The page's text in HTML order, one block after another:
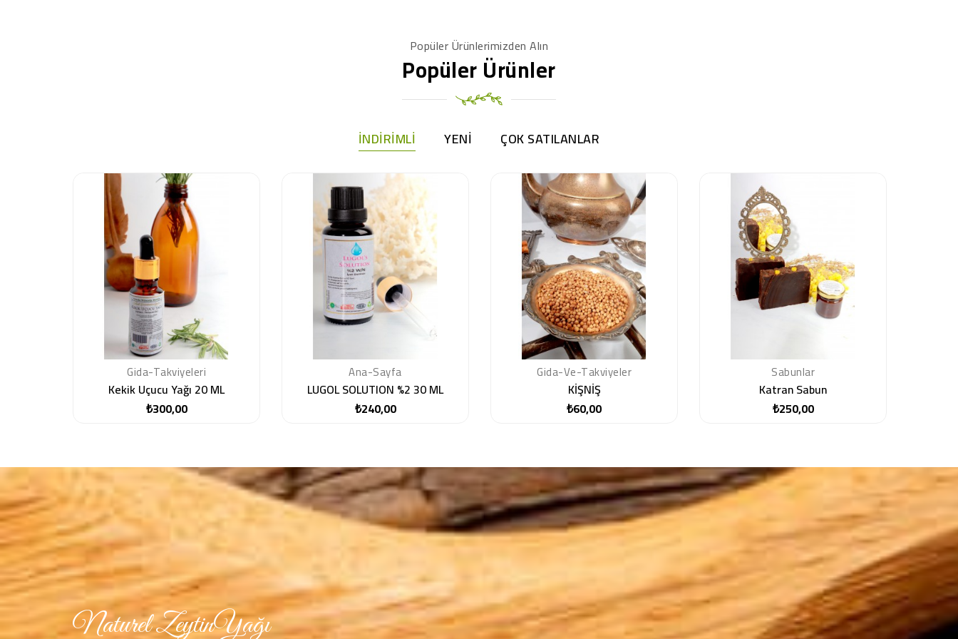
Popüler Ürünlerimizden Alın
Popüler Ürünler
İNDIRIMLI YENI ÇOK SATILANLAR
Gida-Takviyeleri
Kekik Uçucu Yağı 20 ML
₺300,00Fiyat
Ana-Sayfa
LUGOL SOLUTION %2 30 ML
₺240,00Fiyat
Gida-Ve-Takviyeler
KİŞNİŞ
₺60,00Fiyat
Sabunlar
Katran Sabun
₺250,00Fiyat
Naturel ZeytinYağı